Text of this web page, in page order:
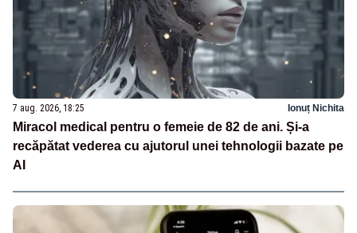
7 aug. 2026, 18:25 Ionuț Nichita
Miracol medical pentru o femeie de 82 de ani. Și-a
recăpătat vederea cu ajutorul unei tehnologii bazate pe
AI